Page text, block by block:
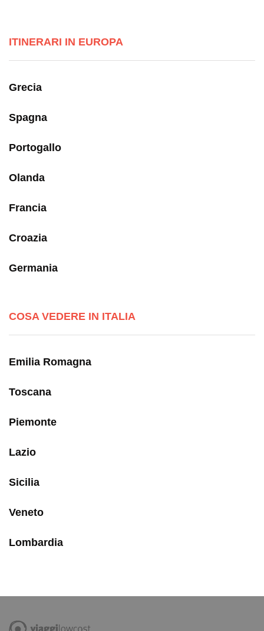
ITINERARI IN EUROPA
Grecia
Spagna
Portogallo
Olanda
Francia
Croazia
Germania
COSA VEDERE IN ITALIA
Emilia Romagna
Toscana
Piemonte
Lazio
Sicilia
Veneto
Lombardia